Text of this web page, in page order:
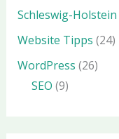
Schleswig-Holstein
Website Tipps (24)
WordPress (26)
SEO (9)